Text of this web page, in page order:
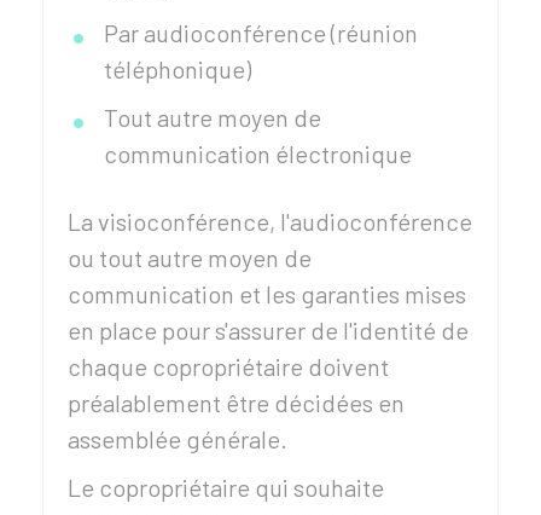
Par audioconférence (réunion
téléphonique)
Tout autre moyen de
communication électronique
La visioconférence, l'audioconférence
ou tout autre moyen de
communication et les garanties mises
en place pour s'assurer de l'identité de
chaque copropriétaire doivent
préalablement être décidées en
assemblée générale.
Le copropriétaire qui souhaite